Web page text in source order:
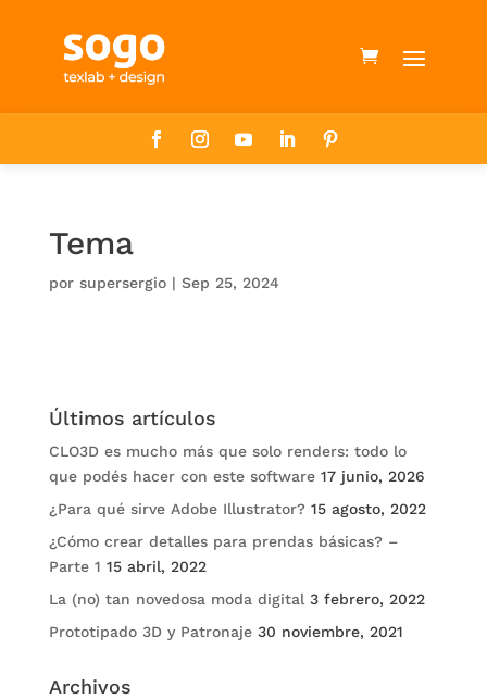
Tema
por supersergio| Sep 25, 2024
Últimos artículos
CLO3D es mucho más que solo renders: todo lo
que podés hacer con este software 17 junio, 2026
¿Para qué sirve Adobe Illustrator? 15 agosto, 2022
¿Cómo crear detalles para prendas básicas? –
Parte 1 15 abril, 2022
La (no) tan novedosa moda digital 3 febrero, 2022
Prototipado 3D y Patronaje 30 noviembre, 2021
Archivos